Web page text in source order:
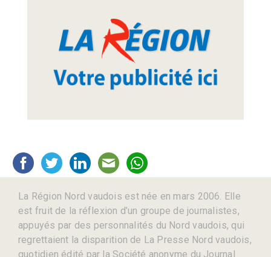
La Région Nord vaudois est née en mars 2006. Elle
est fruit de la réflexion d’un groupe de journalistes,
appuyés par des personnalités du Nord vaudois, qui
regrettaient la disparition de La Presse Nord vaudois,
quotidien édité par la Société anonyme du Journal